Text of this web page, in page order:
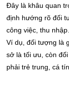
Đây là khâu quan
định hướng rõ đối
công việc, thu
Ví dụ, đối tượng là
sở là tối ưu, còn
phải trẻ trung, cá